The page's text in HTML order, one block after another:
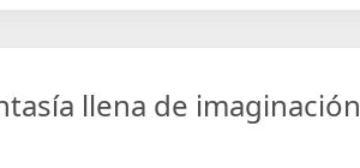
llena de imaginación